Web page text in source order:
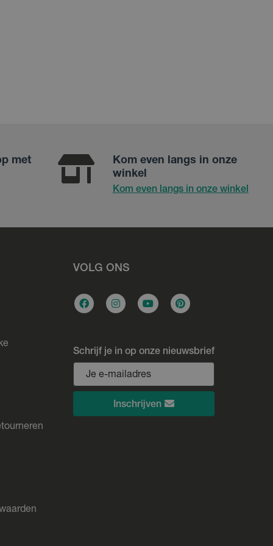
met
Kom even langs in onze
winkel
Kom even langs in onze winkel
VOLG ONS
Schrijf je in op onze nieuwsbrief
Inschrijven